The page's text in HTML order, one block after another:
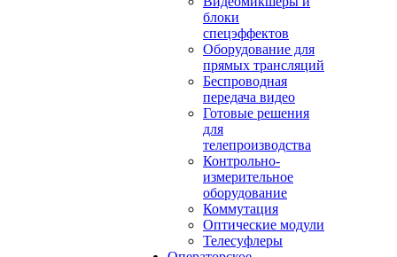
блоки
спецэффектов
Оборудование для
прямых трансляций
Беспроводная
передача видео
Готовые решения
для
телепроизводства
Контрольно-
измерительное
оборудование
Коммутация
Оптические модули
Телесуфлеры